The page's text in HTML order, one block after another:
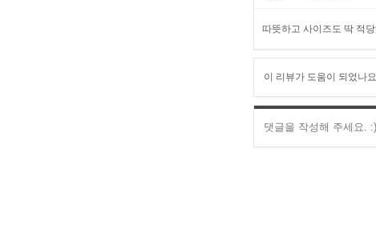
따뜻하고 사이즈도 딱 적
이 리뷰가 도움이 되었나